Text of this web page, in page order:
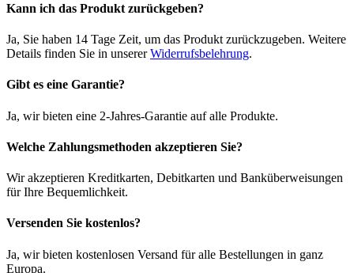
Kann ich das Produkt zurückgeben?
Ja, Sie haben 14 Tage Zeit, um das Produkt zurückzugeben. Weitere
Details finden Sie in unsererWiderrufsbelehrung.
Gibt es eine Garantie?
Ja, wir bieten eine 2-Jahres-Garantie auf alle Produkte.
Welche Zahlungsmethoden akzeptieren Sie?
Wir akzeptieren Kreditkarten, Debitkarten und Banküberweisungen
für Ihre Bequemlichkeit.
Versenden Sie kostenlos?
Ja, wir bieten kostenlosen Versand für alle Bestellungen in ganz
Europa.